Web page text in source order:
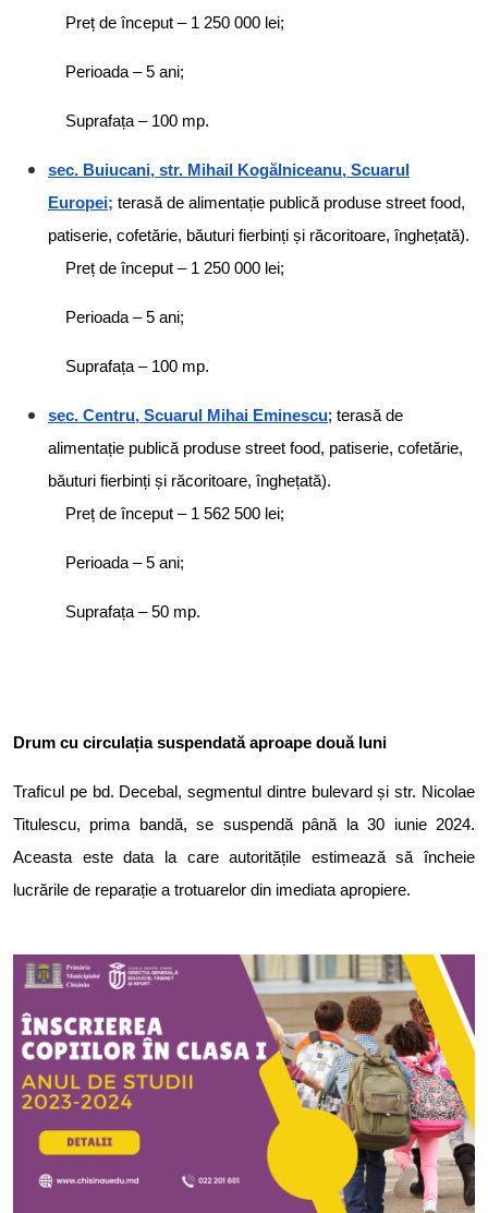
Preț de început – 1 250 000 lei;
Perioada – 5 ani;
Suprafața – 100 mp.
sec. Buiucani, str. Mihail Kogălniceanu, Scuarul
Europei; terasă de alimentație publică produse street food,
patiserie, cofetărie, băuturi fierbinți și răcoritoare, înghețată).
Preț de început – 1 250 000 lei;
Perioada – 5 ani;
Suprafața – 100 mp.
sec. Centru, Scuarul Mihai Eminescu; terasă de
alimentație publică produse street food, patiserie, cofetărie,
băuturi fierbinți și răcoritoare, înghețată).
Preț de început – 1 562 500 lei;
Perioada – 5 ani;
Suprafața – 50 mp.
Drum cu circulația suspendată aproape două luni
Traficul pe bd. Decebal, segmentul dintre bulevard și str. Nicolae
Titulescu, prima bandă, se suspendă până la 30 iunie 2024.
Aceasta este data la care autoritățile estimează să încheie
lucrările de reparație a trotuarelor din imediata apropiere.